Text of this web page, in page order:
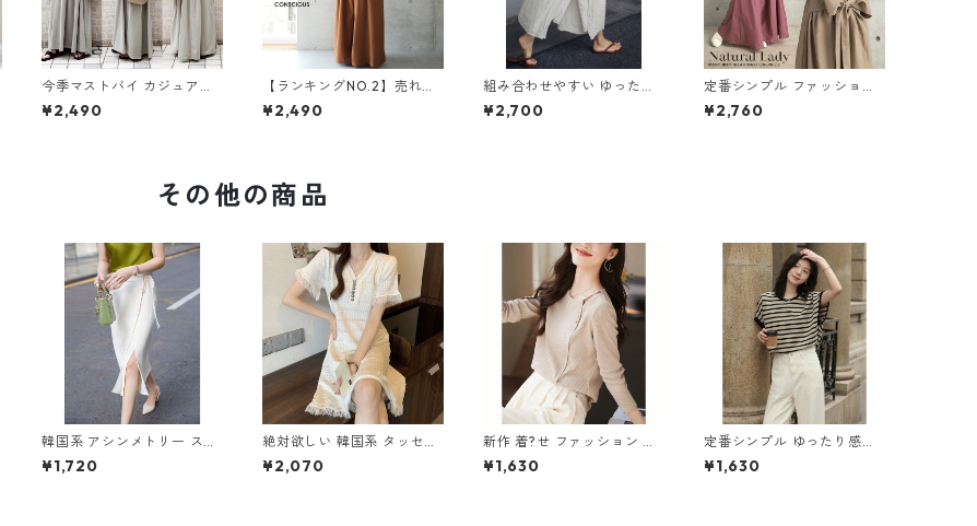
今季マストバイ カジュアル
ゆったりキャミワンピース
m-465
¥2,490
【ランキングNO.2】売れ切
れ必至 バックリボン4色展
開 オールインワン m-385
¥2,490
組み合わせやすい ゆったり
キュロットスカート パンツ
m-763
¥2,700
定番シンプル ファッション
半袖 バックリボン 6色展開
ワンピース m-734
¥2,760
その他の商品
韓国系 アシンメトリー スリ
ットスカート m-279
¥1,720
絶対欲しい 韓国系 タッセル
ニットワンピース m-260
¥2,070
新作 着?せ ファッション シ
ンプル 長袖Tシャツ m-251
¥1,630
定番シンプル ゆったり感ア
ップ エレガント ボーダー柄
半袖Tシャツ m-248
¥1,630